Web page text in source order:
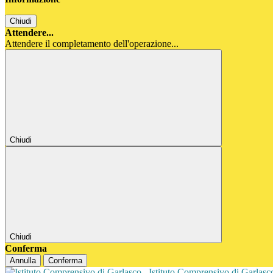
Chiudi
Attendere...
Attendere il completamento dell'operazione...
Chiudi
Chiudi
Conferma
Annulla Conferma